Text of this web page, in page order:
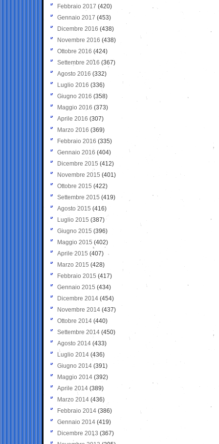
Febbraio 2017 (420)
Gennaio 2017 (453)
Dicembre 2016 (438)
Novembre 2016 (438)
Ottobre 2016 (424)
Settembre 2016 (367)
Agosto 2016 (332)
Luglio 2016 (336)
Giugno 2016 (358)
Maggio 2016 (373)
Aprile 2016 (307)
Marzo 2016 (369)
Febbraio 2016 (335)
Gennaio 2016 (404)
Dicembre 2015 (412)
Novembre 2015 (401)
Ottobre 2015 (422)
Settembre 2015 (419)
Agosto 2015 (416)
Luglio 2015 (387)
Giugno 2015 (396)
Maggio 2015 (402)
Aprile 2015 (407)
Marzo 2015 (428)
Febbraio 2015 (417)
Gennaio 2015 (434)
Dicembre 2014 (454)
Novembre 2014 (437)
Ottobre 2014 (440)
Settembre 2014 (450)
Agosto 2014 (433)
Luglio 2014 (436)
Giugno 2014 (391)
Maggio 2014 (392)
Aprile 2014 (389)
Marzo 2014 (436)
Febbraio 2014 (386)
Gennaio 2014 (419)
Dicembre 2013 (367)